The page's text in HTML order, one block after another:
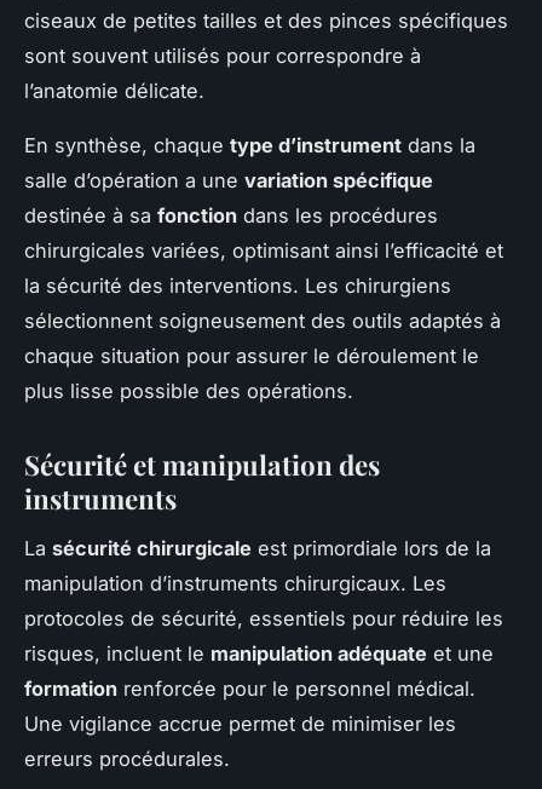
ciseaux de petites tailles et des pinces spécifiques
sont souvent utilisés pour correspondre à
l’anatomie délicate.
En synthèse, chaque type d’instrument dans la
salle d’opération a une variation spécifique
destinée à sa fonction dans les procédures
chirurgicales variées, optimisant ainsi l’efficacité et
la sécurité des interventions. Les chirurgiens
sélectionnent soigneusement des outils adaptés à
chaque situation pour assurer le déroulement le
plus lisse possible des opérations.
Sécurité et manipulation des
instruments
La sécurité chirurgicale est primordiale lors de la
manipulation d’instruments chirurgicaux. Les
protocoles de sécurité, essentiels pour réduire les
risques, incluent le manipulation adéquate et une
formation renforcée pour le personnel médical.
Une vigilance accrue permet de minimiser les
erreurs procédurales.